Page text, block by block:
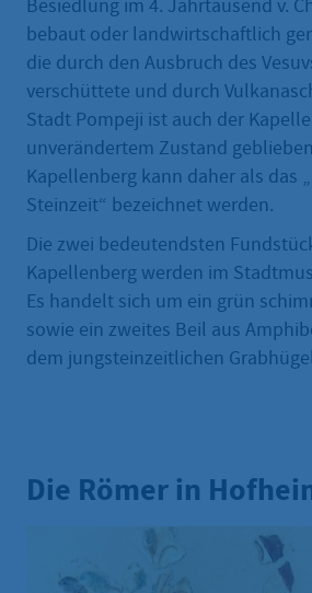
Besiedlung im 4. Jahrtausend v.
bebaut oder landwirtschaftlich
die durch den Ausbruch des
verschüttete und durch
Stadt Pompeji ist auch der
unverändertem Zustand
Kapellenberg kann daher als das
Steinzeit“ bezeichnet werden.
Die zwei bedeutendsten
Kapellenberg werden im
Es handelt sich um ein grün
sowie ein zweites Beil aus
dem jungsteinzeitlichen
Die Römer in